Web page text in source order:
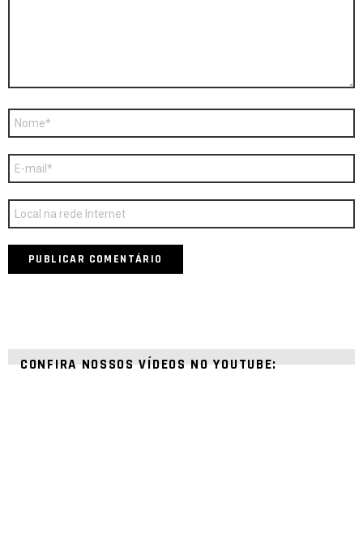
Nome
E-
mail
*
Site
CONFIRA NOSSOS VÍDEOS NO YOUTUBE: